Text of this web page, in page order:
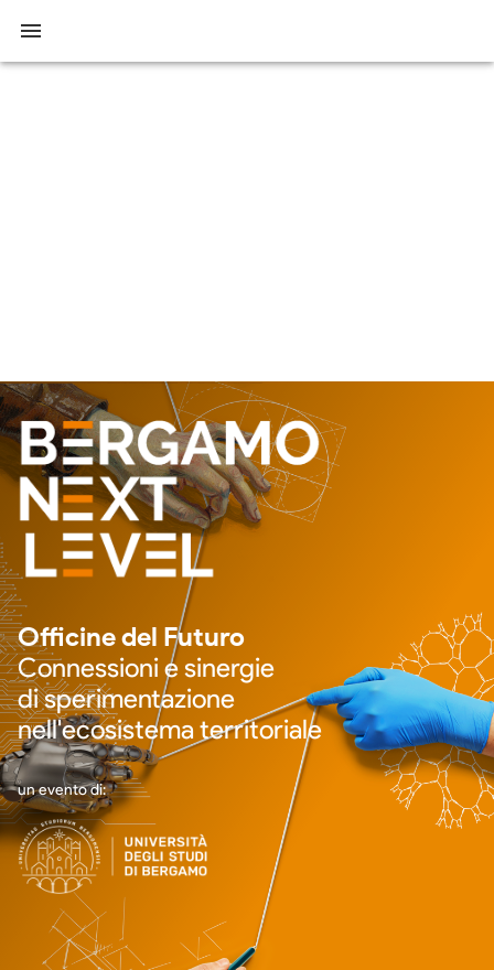
Officine del Futuro
Connessioni e sinergie
di sperimentazione
nell'ecosistema territoriale
un evento di: